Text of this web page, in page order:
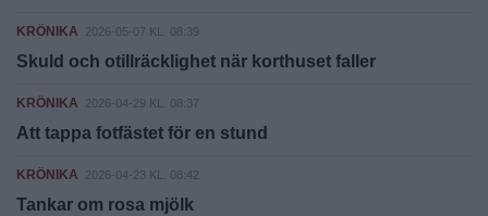
KRÖNIKA 2026-05-07 KL. 08:39
Skuld och otillräcklighet när korthuset faller
KRÖNIKA 2026-04-29 KL. 08:37
Att tappa fotfästet för en stund
KRÖNIKA 2026-04-23 KL. 08:42
Tankar om rosa mjölk